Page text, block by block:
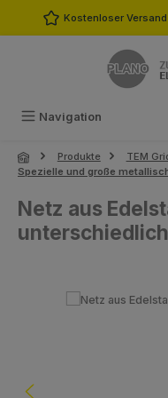
Zum Hauptinhalt springen
Kostenloser
Navigation
Produkte
TEM
Spezielle und große
Netz aus
Bildergalerie überspringen